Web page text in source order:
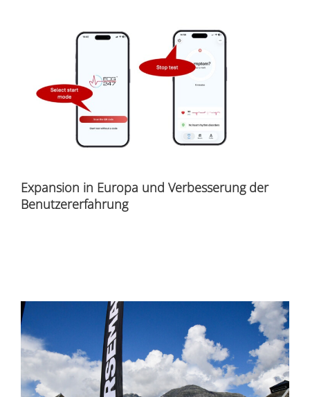
Expansion in Europa und Verbesserung der
Benutzererfahrung